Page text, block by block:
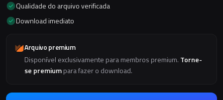
Qualidade do arquivo verificada
Download imediato
Arquivo premium
Disponível exclusivamente para membros premium. Torne-
se premiumpara fazer o download.